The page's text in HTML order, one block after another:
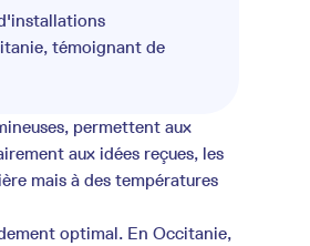
témoignant de
permettent aux
aux idées reçues, les
mais à des températures
optimal. En Occitanie,